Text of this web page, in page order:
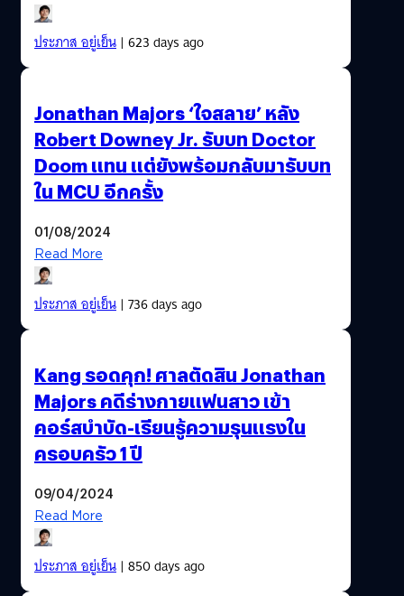
ประภาส อยู่เย็น| 623 days ago
Jonathan Majors ‘ใจสลาย’ หลัง
Robert Downey Jr. รับบท Doctor
Doom แทน แต่ยังพร้อมกลับมารับบท
ใน MCU อีกครั้ง
01/08/2024
Read More
ประภาส อยู่เย็น| 736 days ago
Kang รอดคุก! ศาลตัดสิน Jonathan
Majors คดีร่างกายแฟนสาว เข้า
คอร์สบำบัด-เรียนรู้ความรุนแรงใน
ครอบครัว 1 ปี
09/04/2024
Read More
ประภาส อยู่เย็น| 850 days ago